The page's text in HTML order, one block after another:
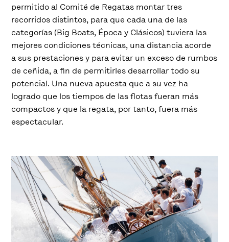
permitido al Comité de Regatas montar tres
recorridos distintos, para que cada una de las
categorías (Big Boats, Época y Clásicos) tuviera las
mejores condiciones técnicas, una distancia acorde
a sus prestaciones y para evitar un exceso de rumbos
de ceñida, a fin de permitirles desarrollar todo su
potencial. Una nueva apuesta que a su vez ha
logrado que los tiempos de las flotas fueran más
compactos y que la regata, por tanto, fuera más
espectacular.